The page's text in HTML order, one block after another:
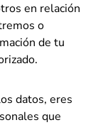
en relación
o
de tu
datos, eres
que